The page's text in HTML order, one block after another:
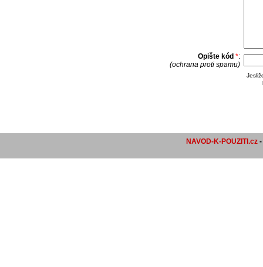
Opište kód *:
(ochrana proti spamu)
NAVOD-K-POUZITI.cz